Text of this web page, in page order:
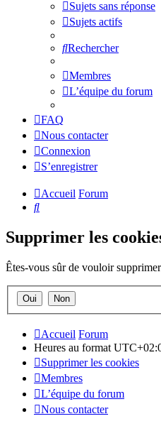
Sujets sans réponse
Sujets actifs
Rechercher
Membres
L’équipe du forum
FAQ
Nous contacter
Connexion
S’enregistrer
Accueil Forum
Rechercher
Supprimer les
Êtes-vous sûr de vouloir
Accueil Forum
Heures au format
Supprimer les cookies
Membres
L’équipe du forum
Nous contacter